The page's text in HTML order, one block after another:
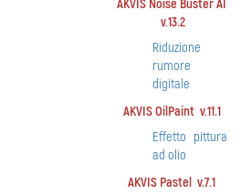
AKVIS Noise Buster AI
v.13.2
Riduzione
rumore
digitale
AKVIS OilPaint v.11.1
Effetto pittura
ad olio
AKVIS Pastel v.7.1